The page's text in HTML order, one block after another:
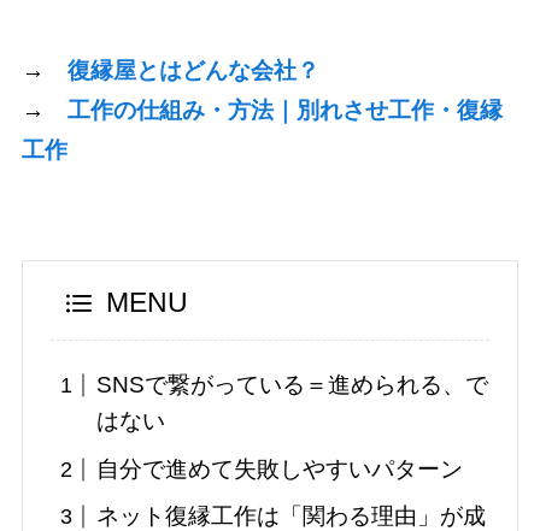
→ 復縁屋とはどんな会社？
→ 工作の仕組み・方法｜別れさせ工作・復縁
工作
MENU
SNSで繋がっている＝進められる、で
はない
自分で進めて失敗しやすいパターン
ネット復縁工作は「関わる理由」が成